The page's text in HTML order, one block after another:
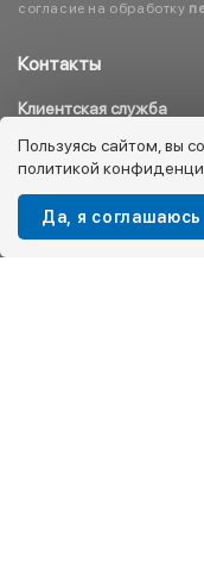
Контакты
Клиентская служба
8 800 333 08 45
info@kotofey.ru
Магазины в Москва (50)
согласие на обработку
Пользуясь сайтом, вы
политикой
Да, я соглашаюсь